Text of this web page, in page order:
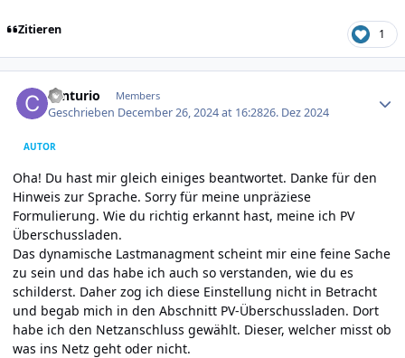
Zitieren 1
centurio Members
Geschrieben December 26, 2024 at 16:2826. Dez 2024
AUTOR
Oha! Du hast mir gleich einiges beantwortet. Danke für den
Hinweis zur Sprache. Sorry für meine unpräziese
Formulierung. Wie du richtig erkannt hast, meine ich PV
Überschussladen.
Das dynamische Lastmanagment scheint mir eine feine Sache
zu sein und das habe ich auch so verstanden, wie du es
schilderst. Daher zog ich diese Einstellung nicht in Betracht
und begab mich in den Abschnitt PV-Überschussladen. Dort
habe ich den Netzanschluss gewählt. Dieser, welcher misst ob
was ins Netz geht oder nicht.